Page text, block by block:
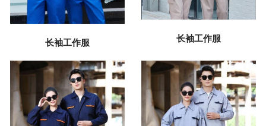
长袖工作服 长袖工作服